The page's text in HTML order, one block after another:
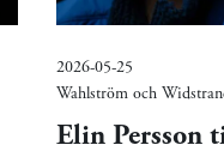
2026-05-25
Wahlström och
Elin Persson